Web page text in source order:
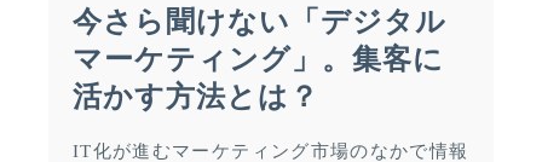
今さら聞けない「デジタル
マーケティング」。集客に
活かす方法とは？
IT化が進むマーケティング市場のなかで情報